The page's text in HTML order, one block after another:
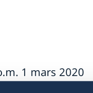
1 mars 2020